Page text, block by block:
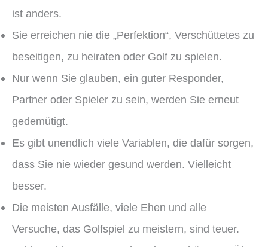
ist anders.
Sie erreichen nie die „Perfektion“, Verschüttetes zu
beseitigen, zu heiraten oder Golf zu spielen.
Nur wenn Sie glauben, ein guter Responder,
Partner oder Spieler zu sein, werden Sie erneut
gedemütigt.
Es gibt unendlich viele Variablen, die dafür sorgen,
dass Sie nie wieder gesund werden. Vielleicht
besser.
Die meisten Ausfälle, viele Ehen und alle
Versuche, das Golfspiel zu meistern, sind teuer.